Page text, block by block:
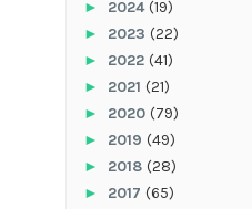
► 2024(19)
► 2023 (22)
► 2022 (41)
► 2021 (21)
► 2020 (79)
► 2019 (49)
► 2018 (28)
► 2017 (65)